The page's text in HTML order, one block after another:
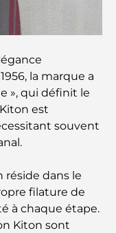
famille à Dubaï :
inégalé pour
Dubaï : votre
de Ramadan
parfaite du café et
la marque a
», qui définit le
est
souvent
dans le
filature de
à chaque étape.
Kiton sont